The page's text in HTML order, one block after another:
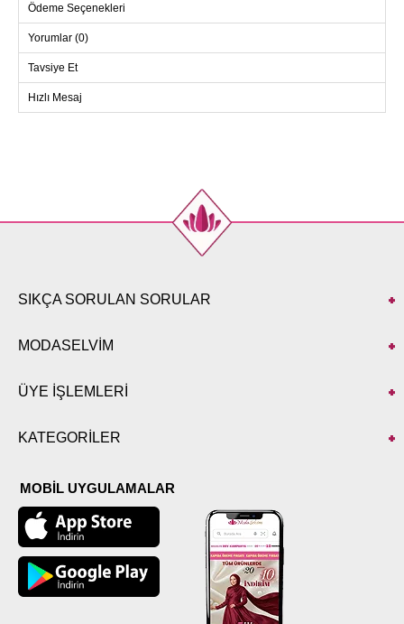
38
94
140
50
118
140
Ödeme Seçenekleri
Yorumlar (0)
Tavsiye Et
Hızlı Mesaj
SIKÇA SORULAN SORULAR
MODASELVİM
ÜYE İŞLEMLERİ
KATEGORİLER
MOBİL UYGULAMALAR